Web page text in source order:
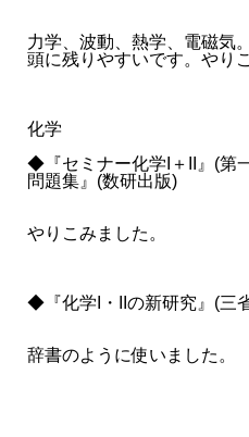
力学、波動、熱学、電磁気
頭に残りやすいです。やり
化学
◆『セミナー化学I＋II』(第
問題集』(数研出版)
やりこみました。
◆『化学I・IIの新研究』(三
辞書のように使いました。